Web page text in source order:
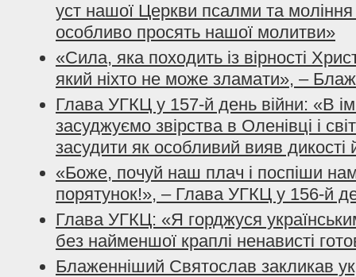
уст нашої Церкви псалми та моління
особливо просять нашої молитви»
«Сила, яка походить із вірності
який ніхто не може зламати», –
Глава УГКЦ у 157-й день війни: «В
засуджуємо звірства в Оленівці і
засудити як особливий вияв дикості
«Боже, почуй наш плач і поспіши
порятунок!», – Глава УГКЦ у 156-й
Глава УГКЦ: «Я горджуся
без найменшої краплі ненависті
Блаженніший Святослав закликав